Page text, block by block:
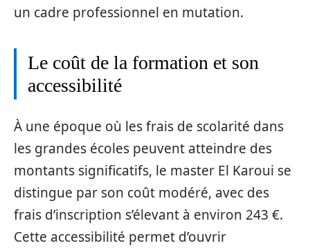
un cadre professionnel en mutation.
Le coût de la formation et son
accessibilité
À une époque où les frais de scolarité dans
les grandes écoles peuvent atteindre des
montants significatifs, le master El Karoui se
distingue par son coût modéré, avec des
frais d’inscription s’élevant à environ 243 €.
Cette accessibilité permet d’ouvrir